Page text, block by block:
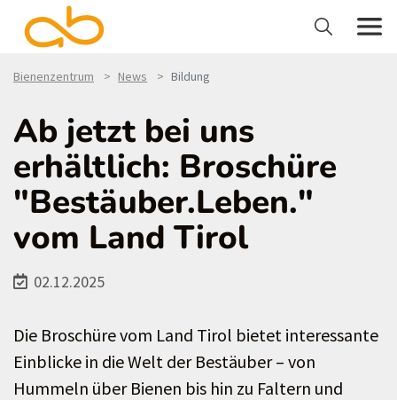
Bienenzentrum News Bildung
Ab jetzt bei uns
erhältlich: Broschüre
"Bestäuber.Leben."
vom Land Tirol
02.12.2025
Die Broschüre vom Land Tirol bietet interessante
Einblicke in die Welt der Bestäuber – von
Hummeln über Bienen bis hin zu Faltern und